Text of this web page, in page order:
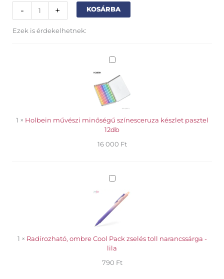
-
good
day
+ KOSÁRBA
Ezek is érdekelhetnek:
Holbein
minőségű
színesceruza
készlet
pasztel
12db
1 × Holbein művészi minőségű színesceruza készlet pasztel
12db
16 000 Ft
Radírozható,
Cool
Pack
zselés
narancssárga
-
1 × Radírozható, ombre Cool Pack zselés toll narancssárga -
lila
790 Ft